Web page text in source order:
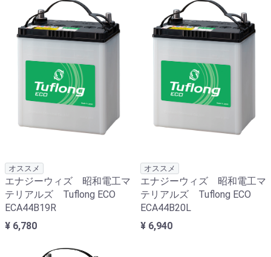
オススメ
エナジーウィズ 昭和電工マ
テリアルズ Tuflong ECO
ECA44B19R
¥ 6,780
オススメ
エナジーウィズ 昭和電工マ
テリアルズ Tuflong ECO
ECA44B20L
¥ 6,940